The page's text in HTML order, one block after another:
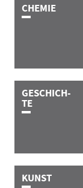
C­H­E­M­I­E
GESCHICH­­-
TE
K­U­N­S­T